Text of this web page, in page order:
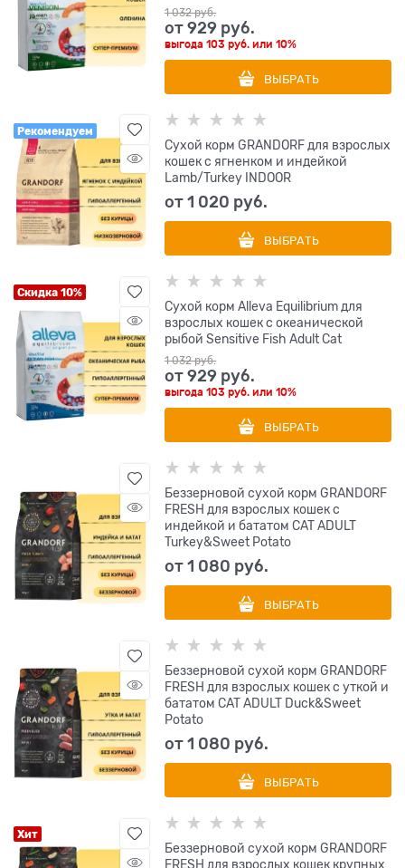
1 032 руб.
от929 руб.
выгода103 руб. или10%
ВЫБРАТЬ
Рекомендуем
Сухой корм GRANDORF для взрослых
кошек с ягненком и индейкой
Lamb/Turkey INDOOR
от1 020 руб.
ВЫБРАТЬ
Скидка 10%
Сухой корм Alleva Equilibrium для
взрослых кошек с океанической
рыбой Sensitive Fish Adult Cat
1 032 руб.
от929 руб.
выгода103 руб. или10%
ВЫБРАТЬ
Беззерновой cухой корм GRANDORF
FRESH для взрослых кошек с
индейкой и бататом CAT ADULT
Turkey&Sweet Potato
от1 080 руб.
ВЫБРАТЬ
Беззерновой cухой корм GRANDORF
FRESH для взрослых кошек с уткой и
бататом CAT ADULT Duck&Sweet
Potato
от1 080 руб.
ВЫБРАТЬ
Хит
Беззерновой cухой корм GRANDORF
FRESH для взрослых кошек крупных